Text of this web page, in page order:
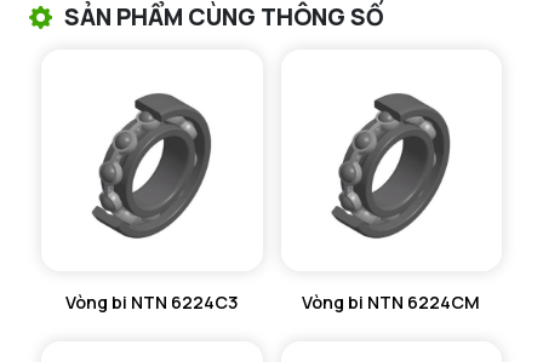
VÒNG BI KIM NTN
VÒNG BI CHẶN TRỤC NTN
VÒNG BI LĂN TRỤ ĐẨY NTN
GỐI ĐỠ 2 NỬA NTN
SẢN PHẨM CÙNG THÔNG SỐ
Vòng bi NTN 6224C3 Vòng bi NTN 6224CM